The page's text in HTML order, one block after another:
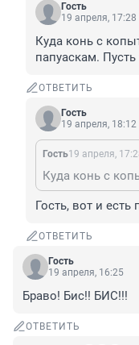
Гость
19 апреля, 17:28
Куда конь с
папуаскам.
ОТВЕТИТЬ
Гость
19 апреля, 18:12
Гость19 апреля,
Гость, вот и есть
ОТВЕТИТЬ
Гость
19 апреля, 16:25
Браво! Бис!! БИС!!!
ОТВЕТИТЬ